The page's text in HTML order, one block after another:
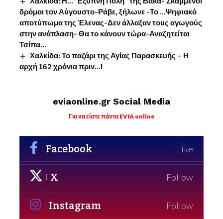
δρόμοι τον Αύγουστο-Ράβε, ξήλωνε -Το …Ψηφιακό
αποτύπωμα της Έλενας-Δεν άλλαξαν τους αγωγούς
στην ανάπλαση- Θα το κάνουν τώρα-Αναζητείται
Τσίπα…
Χαλκίδα: Το παζάρι της Αγίας Παρασκευής – Η
αρχή 162 χρόνια πριν…!
eviaonline.gr Social Media
Για να είστε πάντα EVIA online
Facebook Like
X Follow
Instagram Follow